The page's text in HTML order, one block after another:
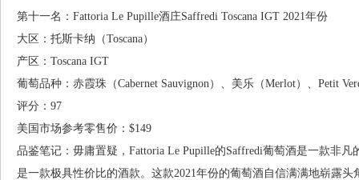
第十一名：Fattoria Le Pupille酒庄Saffredi Toscana IGT 2021年份
大区：托斯卡纳（Toscana）
产区：Toscana IGT
葡萄品种：赤霞珠（Cabernet Sauvignon）、美乐（Merlot）、Petit
评分：97
美国市场参考零售价：$149
品鉴笔记：毋庸置疑，Fattoria Le Pupille的Saffredi葡萄酒是一款非
是一款极具性价比的酒款。这款2021年份的葡萄酒自信满满地崭露